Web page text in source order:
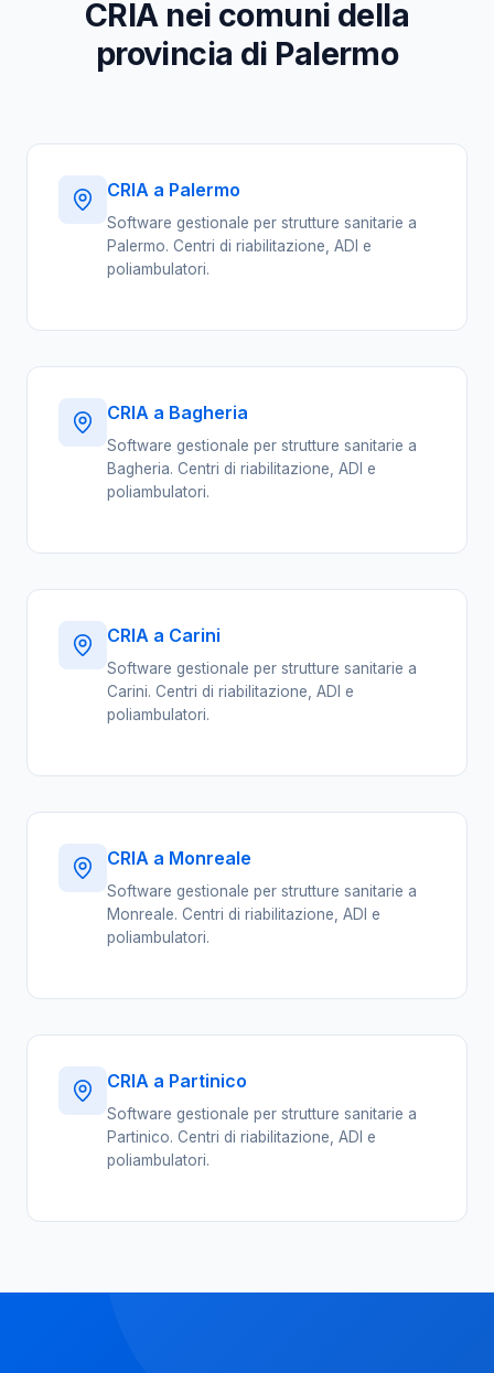
CRIA nei comuni della
provincia di Palermo
CRIA a Palermo
Software gestionale per strutture sanitarie a
Palermo. Centri di riabilitazione, ADI e
poliambulatori.
CRIA a Bagheria
Software gestionale per strutture sanitarie a
Bagheria. Centri di riabilitazione, ADI e
poliambulatori.
CRIA a Carini
Software gestionale per strutture sanitarie a
Carini. Centri di riabilitazione, ADI e
poliambulatori.
CRIA a Monreale
Software gestionale per strutture sanitarie a
Monreale. Centri di riabilitazione, ADI e
poliambulatori.
CRIA a Partinico
Software gestionale per strutture sanitarie a
Partinico. Centri di riabilitazione, ADI e
poliambulatori.